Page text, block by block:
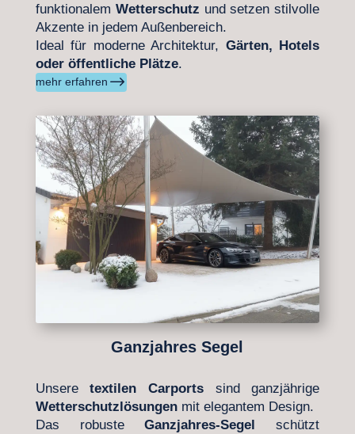
funktionalem Wetterschutz und setzen stilvolle
Akzente in jedem Außenbereich.
Ideal für moderne Architektur, Gärten, Hotels
oder öffentliche Plätze.
mehr erfahren $
Ganzjahres Segel
Unseretextilen Carports sind ganzjährige
Wetterschutzlösungenmit elegantem Design.
Das robusteGanzjahres-Segel schützt